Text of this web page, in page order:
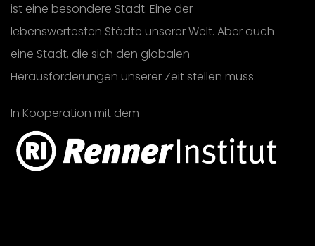
ist eine besondere Stadt. Eine der
lebenswertesten Städte unserer Welt. Aber auch
eine Stadt, die sich den globalen
Herausforderungen unserer Zeit stellen muss.
In Kooperation mit dem